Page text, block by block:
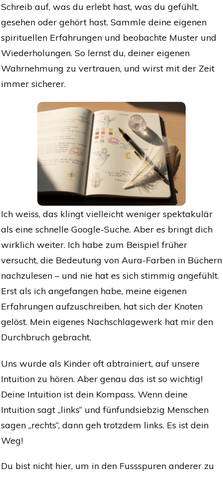
Schreib auf, was du erlebt hast, was du gefühlt,
gesehen oder gehört hast. Sammle deine eigenen
spirituellen Erfahrungen und beobachte Muster und
Wiederholungen. So lernst du, deiner eigenen
Wahrnehmung zu vertrauen, und wirst mit der Zeit
immer sicherer.
Ich weiss, das klingt vielleicht weniger spektakulär
als eine schnelle Google-Suche. Aber es bringt dich
wirklich weiter. Ich habe zum Beispiel früher
versucht, die Bedeutung von Aura-Farben in Büchern
nachzulesen – und nie hat es sich stimmig angefühlt.
Erst als ich angefangen habe, meine eigenen
Erfahrungen aufzuschreiben, hat sich der Knoten
gelöst. Mein eigenes Nachschlagewerk hat mir den
Durchbruch gebracht.
Uns wurde als Kinder oft abtrainiert, auf unsere
Intuition zu hören. Aber genau das ist so wichtig!
Deine Intuition ist dein Kompass. Wenn deine
Intuition sagt „links“ und fünfundsiebzig Menschen
sagen „rechts“, dann geh trotzdem links. Es ist dein
Weg!
Du bist nicht hier, um in den Fussspuren anderer zu